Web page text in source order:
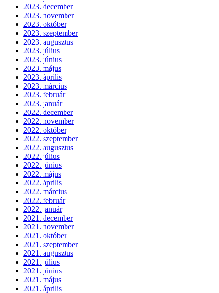
2023. december
2023. november
2023. október
2023. szeptember
2023. augusztus
2023. július
2023. június
2023. május
2023. április
2023. március
2023. február
2023. január
2022. december
2022. november
2022. október
2022. szeptember
2022. augusztus
2022. július
2022. június
2022. május
2022. április
2022. március
2022. február
2022. január
2021. december
2021. november
2021. október
2021. szeptember
2021. augusztus
2021. július
2021. június
2021. május
2021. április